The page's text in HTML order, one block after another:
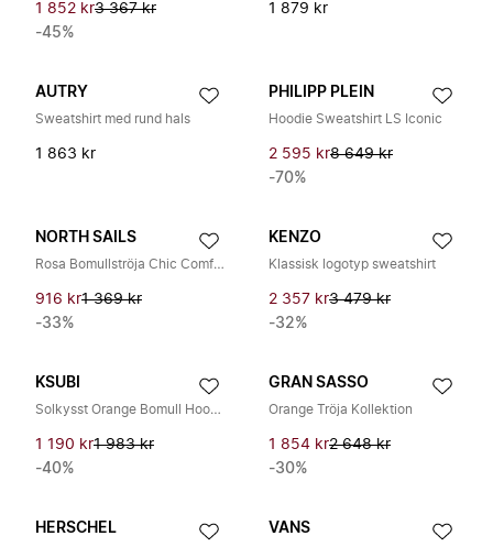
1 852 kr3 367 kr
-45%
1 879 kr
AUTRY
Sweatshirt med rund hals
1 863 kr
PHILIPP PLEIN
Hoodie Sweatshirt LS Iconic
2 595 kr8 649 kr
-70%
NORTH SAILS
Rosa Bomullströja Chic Comfort
916 kr1 369 kr
-33%
KENZO
Klassisk logotyp sweatshirt
2 357 kr3 479 kr
-32%
KSUBI
Solkysst Orange Bomull Hoodie
1 190 kr1 983 kr
-40%
GRAN SASSO
Orange Tröja Kollektion
1 854 kr2 648 kr
-30%
HERSCHEL VANS